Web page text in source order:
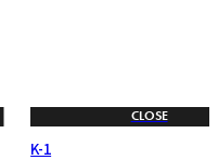
CLOSE
K-1